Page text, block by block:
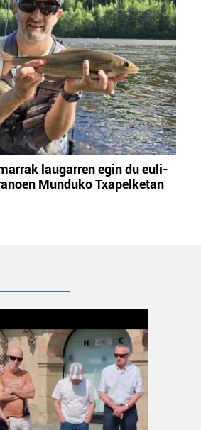
laugarren egin du euli-
Munduko Txapelketan